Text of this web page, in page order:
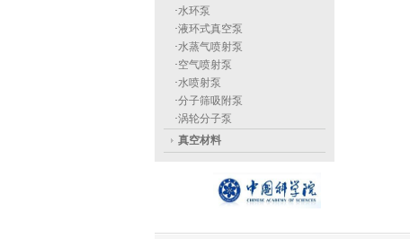
·水环泵
·液环式真空泵
·水蒸气喷射泵
·空气喷射泵
·水喷射泵
·分子筛吸附泵
·涡轮分子泵
真空材料